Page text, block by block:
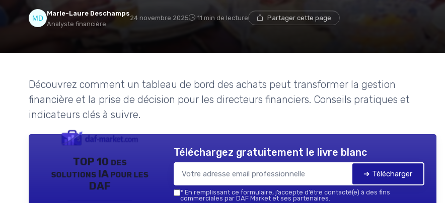
Marie-Laure Deschamps
Analyste financière
24 novembre 2025 11 min de lecture Partager cette page
Découvrez comment un tableau de bord des achats peut transformer la gestion
financière et la prise de décision pour les directeurs financiers. Conseils pratiques et
indicateurs clés à suivre.
TOP 10 des
solutions IA pour les
DAF
Téléchargez gratuitement le livre blanc
➔ Télécharger
* En remplissant ce formulaire, j’accepte d’être contacté(e) à des fins
commerciales par DAF Market et ses partenaires.